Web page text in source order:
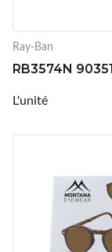
Ray-Ban
RB3574N
L'unité